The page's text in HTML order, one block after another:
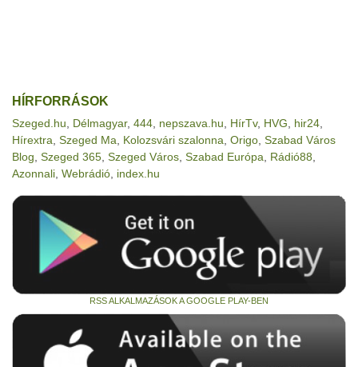
HÍRFORRÁSOK
Szeged.hu Délmagyar, 444 nepszava.hu HírTv, HVG hir24
Hírextra Szeged Ma Kolozsvári szalonna Origo Szabad Város
Blog Szeged 365 Szeged Város Szabad Európa Rádió88
Azonnali Webrádió index.hu
RSS ALKALMAZÁSOK A GOOGLE PLAY-BEN